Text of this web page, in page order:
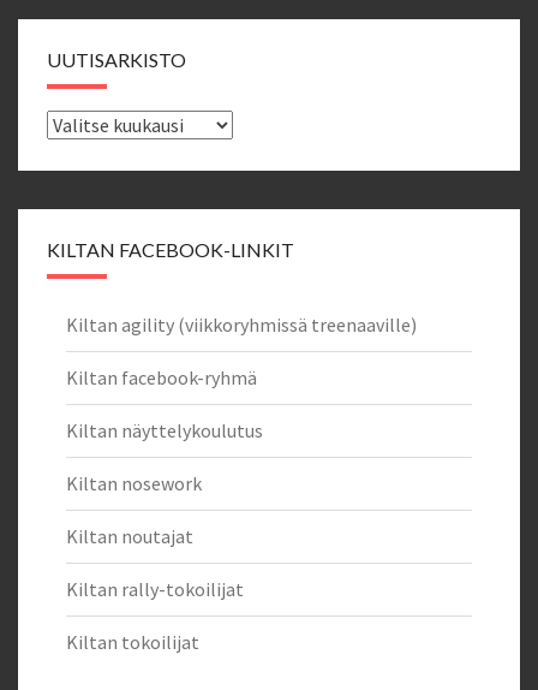
UUTISARKISTO
Uutisarkisto
KILTAN FACEBOOK-LINKIT
Kiltan agility (viikkoryhmissä treenaaville)
Kiltan facebook-ryhmä
Kiltan näyttelykoulutus
Kiltan nosework
Kiltan noutajat
Kiltan rally-tokoilijat
Kiltan tokoilijat